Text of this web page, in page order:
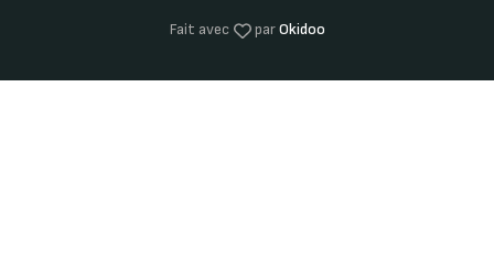
Fait avec parOkidoo